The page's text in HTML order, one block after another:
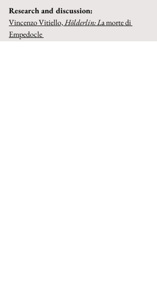
Research and discussion:
Vincenzo Vitiello, Hölderlin: La morte di
Empedocle